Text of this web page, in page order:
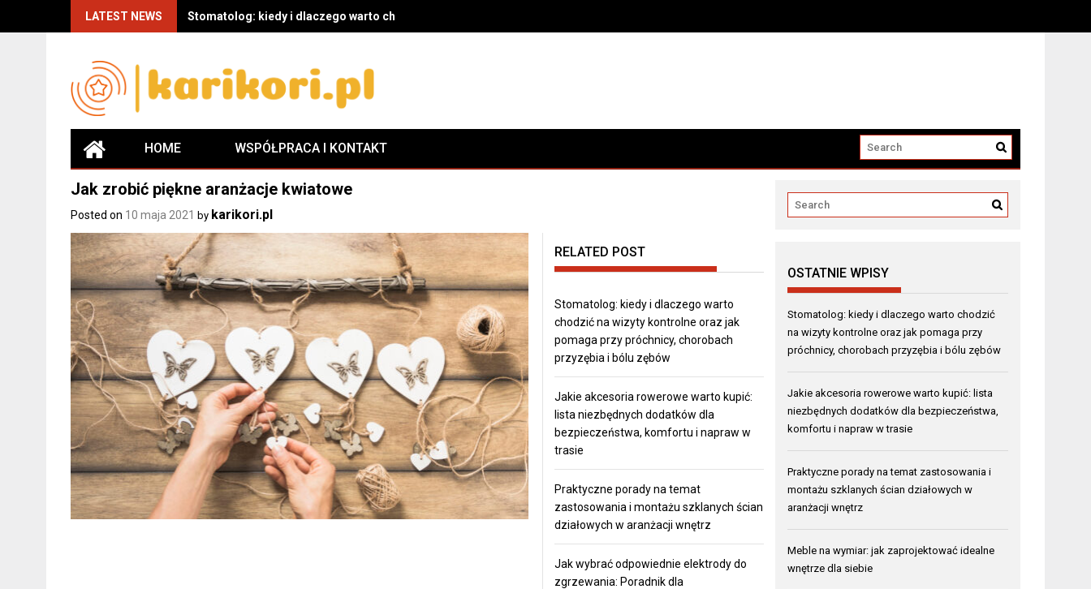
LATEST NEWS Stomatolog: kiedy i dlaczego warto chodzić na wizyty kontrolne oraz jak pomaga przy próchnicy, chorobach przyzębia i bólu zębów
HOME WSPÓŁPRACA I KONTAKT
Jak zrobić piękne aranżacje kwiatowe
Posted on 10 maja 2021 by karikori.pl
RELATED POST
Stomatolog: kiedy i dlaczego warto
chodzić na wizyty kontrolne oraz jak
pomaga przy próchnicy, chorobach
przyzębia i bólu zębów
Jakie akcesoria rowerowe warto kupić:
lista niezbędnych dodatków dla
bezpieczeństwa, komfortu i napraw w
trasie
Praktyczne porady na temat
zastosowania i montażu szklanych ścian
działowych w aranżacji wnętrz
Jak wybrać odpowiednie elektrody do
zgrzewania: Poradnik dla
OSTATNIE WPISY
Stomatolog: kiedy i dlaczego warto chodzić
na wizyty kontrolne oraz jak pomaga przy
próchnicy, chorobach przyzębia i bólu zębów
Jakie akcesoria rowerowe warto kupić: lista
niezbędnych dodatków dla bezpieczeństwa,
komfortu i napraw w trasie
Praktyczne porady na temat zastosowania i
montażu szklanych ścian działowych w
aranżacji wnętrz
Meble na wymiar: jak zaprojektować idealne
wnętrze dla siebie